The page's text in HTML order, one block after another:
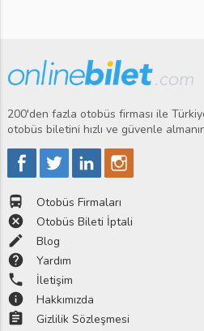
200'den fazla otobüs firması ile
otobüs biletini hızlı ve güvenle
directions_bus Otobüs Firmaları
cancel Otobüs Bileti İptali
edit Blog
help Yardım
phone İletişim
info Hakkımızda
assignment Gizlilik Sözleşmesi